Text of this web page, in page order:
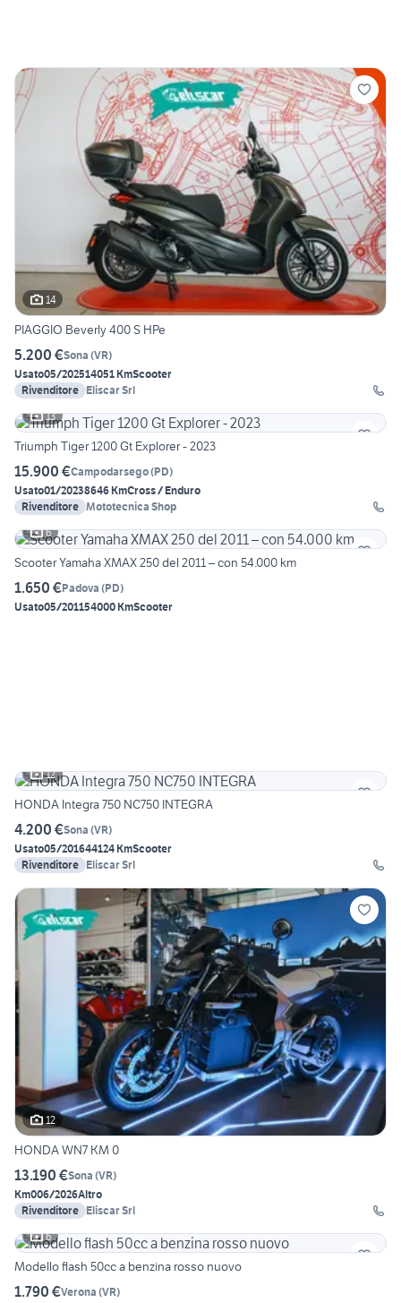
14
PIAGGIO Beverly 400 S HPe
5.200 €Sona (VR)
Usato05/202514051 KmScooter
Rivenditore Eliscar Srl
13
Triumph Tiger 1200 Gt Explorer - 2023
15.900 €Campodarsego(PD)
Usato01/20238646 KmCross / Enduro
Rivenditore Mototecnica Shop
6
Scooter Yamaha XMAX 250 del 2011 – con 54.000 km
1.650 €Padova (PD)
Usato05/201154000 KmScooter
12
HONDA Integra 750 NC750 INTEGRA
4.200 €Sona (VR)
Usato05/201644124 KmScooter
Rivenditore Eliscar Srl
12
HONDA WN7 KM 0
13.190 €Sona (VR)
Km006/2026Altro
Rivenditore Eliscar Srl
6
Modello flash 50cc a benzina rosso nuovo
1.790 €Verona (VR)